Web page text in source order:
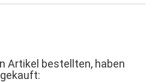
Artikel bestellten, haben